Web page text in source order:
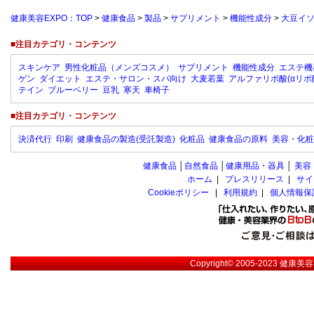
健康美容EXPO：TOP > 健康食品 > 製品 > サプリメント > 機能性成分 > 大豆イ
■注目カテゴリ・コンテンツ
スキンケア 男性化粧品（メンズコスメ） サプリメント 機能性成分 エステ
ゲン ダイエット エステ・サロン・スパ向け 大麦若葉 アルファリポ酸(αリポ
テイン ブルーベリー 豆乳 寒天 車椅子
■注目カテゴリ・コンテンツ
決済代行 印刷 健康食品の製造(受託製造) 化粧品 健康食品の原料 美容・化
健康食品 自然食品 健康用品・器具 美容
ホーム
プレスリリース
サ
Cookieポリシー
利用規約 個人情報
Copyright© 2005-2023健康美